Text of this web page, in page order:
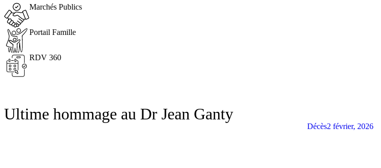
Marchés Publics
Portail Famille
RDV 360
Ultime hommage au Dr Jean Ganty
Décès2 février, 2026